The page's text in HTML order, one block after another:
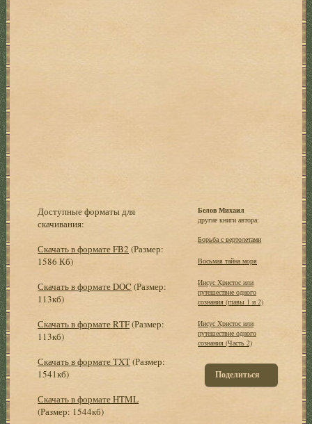
Доступные форматы для
скачивания:
Скачать в формате FB2 (Размер:
1586 Кб)
Скачать в формате DOC (Размер:
113кб)
Скачать в формате RTF(Размер:
113кб)
Скачать в формате TXT(Размер:
1541кб)
Скачать в формате HTML
(Размер: 1544кб)
Белов Михаил
другие книги автора:
Борьба с вертолетами
Восьмая тайна моря
Иисус Христос или
путешествие одного
сознания (главы 1 и 2)
Иисус Христос или
путешествие одного
сознания (Часть 2)
Поделиться